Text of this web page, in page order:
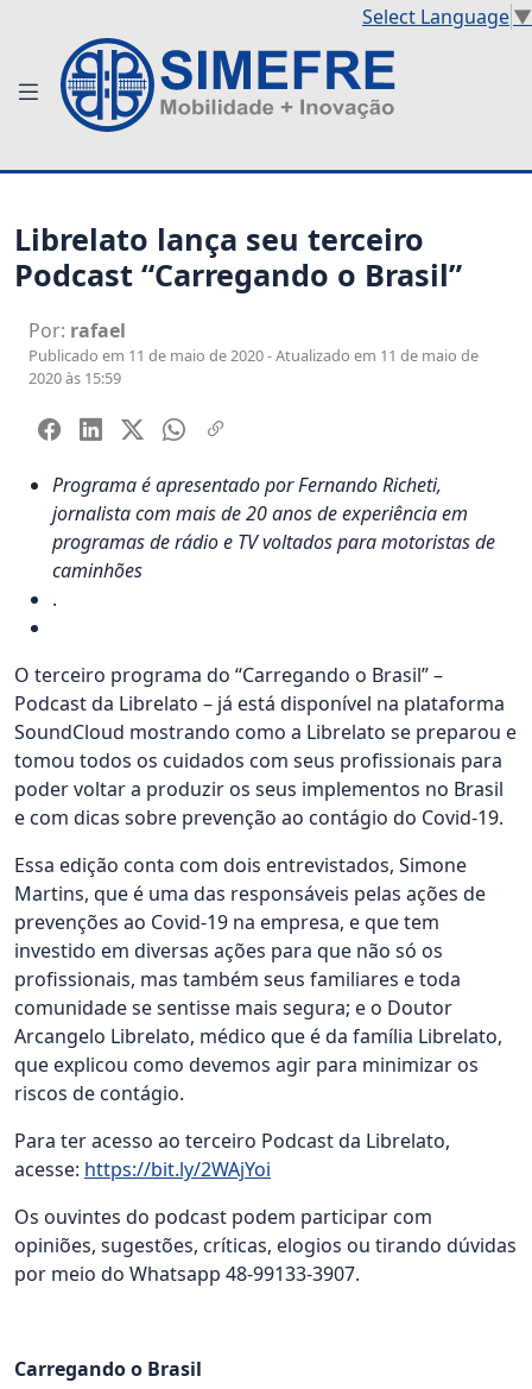
Select Language▼
Librelato lança seu terceiro
Podcast “Carregando o Brasil”
Por: rafael
Publicado em 11 de maio de 2020 - Atualizado em 11 de maio de
2020 às 15:59
Programa é apresentado por Fernando Richeti,
jornalista com mais de 20 anos de experiência em
programas de rádio e TV voltados para motoristas de
caminhões
.
O terceiro programa do “Carregando o Brasil” –
Podcast da Librelato – já está disponível na plataforma
SoundCloud mostrando como a Librelato se preparou e
tomou todos os cuidados com seus profissionais para
poder voltar a produzir os seus implementos no Brasil
e com dicas sobre prevenção ao contágio do Covid-19.
Essa edição conta com dois entrevistados, Simone
Martins, que é uma das responsáveis pelas ações de
prevenções ao Covid-19 na empresa, e que tem
investido em diversas ações para que não só os
profissionais, mas também seus familiares e toda
comunidade se sentisse mais segura; e o Doutor
Arcangelo Librelato, médico que é da família Librelato,
que explicou como devemos agir para minimizar os
riscos de contágio.
Para ter acesso ao terceiro Podcast da Librelato,
acesse: https://bit.ly/2WAjYoi
Os ouvintes do podcast podem participar com
opiniões, sugestões, críticas, elogios ou tirando dúvidas
por meio do Whatsapp 48-99133-3907.
Carregando o Brasil